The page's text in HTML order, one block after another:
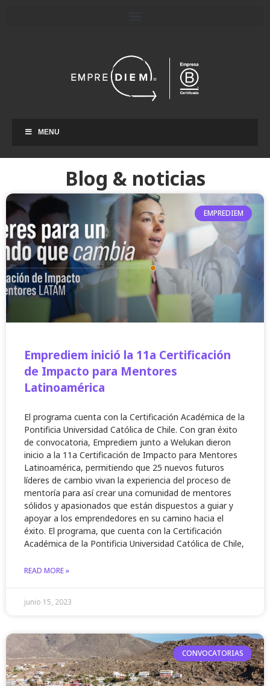
MENU
Blog & noticias
EMPREDIEM
Emprediem inició la 11a Certificación
de Impacto para Mentores
Latinoamérica
El programa cuenta con la Certificación Académica de la
Pontificia Universidad Católica de Chile. Con gran éxito
de convocatoria, Emprediem junto a Welukan dieron
inicio a la 11a Certificación de Impacto para Mentores
Latinoamérica, permitiendo que 25 nuevos futuros
líderes de cambio vivan la experiencia del proceso de
mentoría para así crear una comunidad de mentores
sólidos y apasionados que están dispuestos a guiar y
apoyar a los emprendedores en su camino hacia el
éxito. El programa, que cuenta con la Certificación
Académica de la Pontificia Universidad Católica de Chile,
READ MORE »
junio 15, 2023
CONVOCATORIAS